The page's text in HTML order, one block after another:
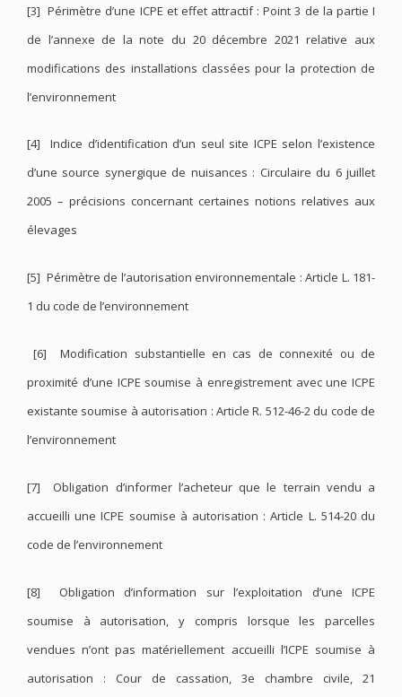
[3] Périmètre d’une ICPE et effet attractif : Point 3 de la partie I
de l’annexe de la note du 20 décembre 2021 relative aux
modifications des installations classées pour la protection de
l’environnement
[4] Indice d’identification d’un seul site ICPE selon l’existence
d’une source synergique de nuisances : Circulaire du 6 juillet
2005 – précisions concernant certaines notions relatives aux
élevages
[5] Périmètre de l’autorisation environnementale : Article L. 181-
1 du code de l’environnement
[6] Modification substantielle en cas de connexité ou de
proximité d’une ICPE soumise à enregistrement avec une ICPE
existante soumise à autorisation : Article R. 512-46-2 du code de
l’environnement
[7] Obligation d’informer l’acheteur que le terrain vendu a
accueilli une ICPE soumise à autorisation : Article L. 514-20 du
code de l’environnement
[8] Obligation d’information sur l’exploitation d’une ICPE
soumise à autorisation, y compris lorsque les parcelles
vendues n’ont pas matériellement accueilli l’ICPE soumise à
autorisation : Cour de cassation, 3e chambre civile, 21